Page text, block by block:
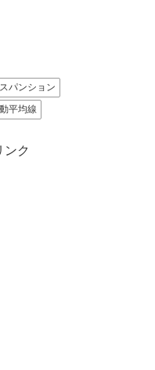
パンション
平均線
ンク